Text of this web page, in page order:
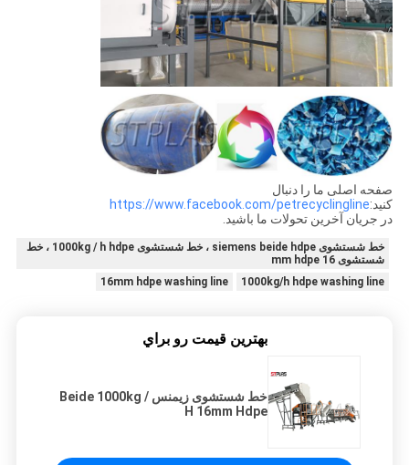
صفحه اصلی ما را دنبال
کنید:https://www.facebook.com/petrecyclingline
در جریان آخرین تحولات ما باشید.
خط شستشوی siemens beide hdpe ، خط شستشوی 1000kg / h hdpe ، خط
شستشوی 16 mm hdpe
1000kg/h hdpe washing line
16mm hdpe washing line
بهترين قيمت رو براي
خط شستشوی زیمنس Beide 1000kg /
H 16mm Hdpe